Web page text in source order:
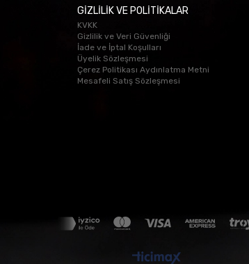
GİZLİLİK VE POLİTİKALAR
KVKK
Gizlilik ve Veri Güvenliği
İade ve İptal Koşulları
Üyelik Sözleşmesi
Çerez Politikası Aydınlatma Metni
Mesafeli Satış Sözleşmesi